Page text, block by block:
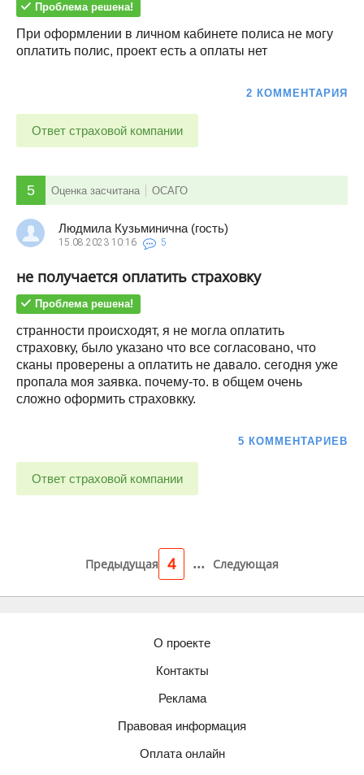
Проблема решена!
При оформлении в личном кабинете полиса не могу
оплатить полис, проект есть а оплаты нет
2 КОММЕНТАРИЯ
Ответ страховой компании
5 Оценка засчитана ОСАГО
Людмила Кузьминична (гость)
15.08.2023 10:16 5
не получается оплатить страховку
Проблема решена!
странности происходят, я не могла оплатить
страховку, было указано что все согласовано, что
сканы проверены а оплатить не давало. сегодня уже
пропала моя заявка. почему-то. в общем очень
сложно оформить страховкку.
5 КОММЕНТАРИЕВ
Ответ страховой компании
Предыдущая 4 ... Следующая
О проекте
Контакты
Реклама
Правовая информация
Оплата онлайн